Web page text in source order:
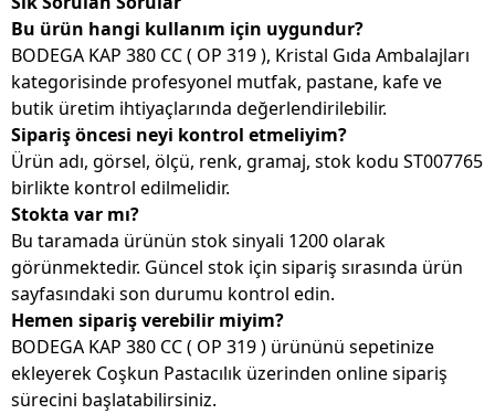
Bu ürün hangi kullanım için uygundur?
BODEGA KAP 380 CC ( OP 319 ), Kristal Gıda Ambalajları
kategorisinde profesyonel mutfak, pastane, kafe ve
butik üretim ihtiyaçlarında değerlendirilebilir.
Sipariş öncesi neyi kontrol etmeliyim?
Ürün adı, görsel, ölçü, renk, gramaj, stok kodu ST007765
birlikte kontrol edilmelidir.
Stokta var mı?
Bu taramada ürünün stok sinyali 1200 olarak
görünmektedir. Güncel stok için sipariş sırasında ürün
sayfasındaki son durumu kontrol edin.
Hemen sipariş verebilir miyim?
BODEGA KAP 380 CC ( OP 319 ) ürününü sepetinize
ekleyerek Coşkun Pastacılık üzerinden online sipariş
sürecini başlatabilirsiniz.